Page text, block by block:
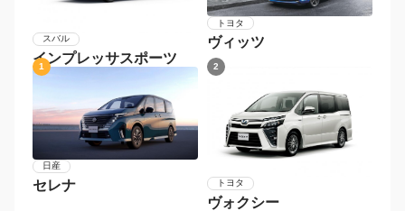
スバル
インプレッサスポーツ
トヨタ
ヴィッツ
1
日産
セレナ
2
トヨタ
ヴォクシー